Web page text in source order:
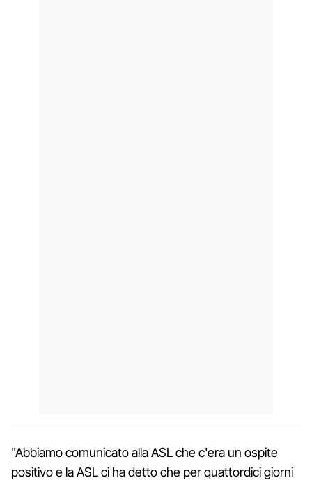
"Abbiamo comunicato alla ASL che c'era un ospite
positivo e la ASL ci ha detto che per quattordici giorni